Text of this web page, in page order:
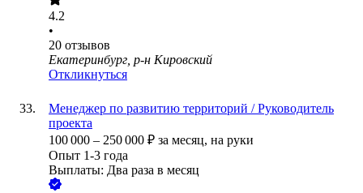
4.2
•
20 отзывов
Екатеринбург, р-н Кировский
Откликнуться
Менеджер по развитию территорий / Руководитель
проекта
100 000 – 250 000 ₽ за месяц, на руки
Опыт 1-3 года
Выплаты: Два раза в месяц